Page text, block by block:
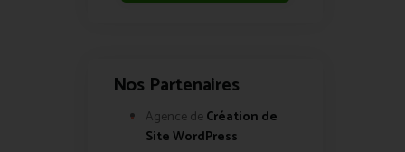
Nos Partenaires
Agence de Création de
Site WordPress